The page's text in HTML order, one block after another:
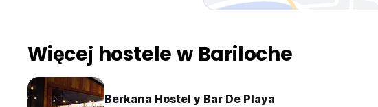
Więcej hostele w Bariloche
Berkana Hostel y Bar De Playa